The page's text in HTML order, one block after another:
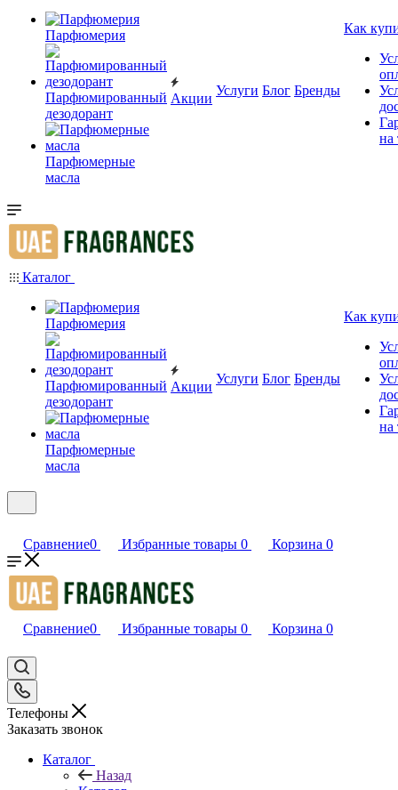
Парфюмерия
Парфюмированный
дезодорант
Парфюмерные
масла
Акции
Услуги Блог Бренды
Как
на
Каталог
Парфюмерия
Парфюмированный
дезодорант
Парфюмерные
масла
Акции
Услуги Блог Бренды
Как
на
Сравнение0 Избранные товары 0 Корзина 0
Сравнение0 Избранные товары 0 Корзина 0
Телефоны
Заказать звонок
Каталог
Назад